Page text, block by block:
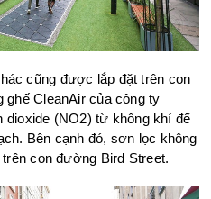
cũng được lắp đặt trên con
ghế CleanAir của công ty
dioxide (NO2) từ không khí để
Bên cạnh đó, sơn lọc không
con đường Bird Street.